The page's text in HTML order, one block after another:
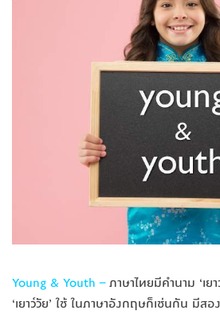
Young & Youth –ภาษาไทยมีคำนาม ‘เ
‘เยาว์วัย’ ใช้ ในภาษาอังกฤษก็เช่นกัน มีส